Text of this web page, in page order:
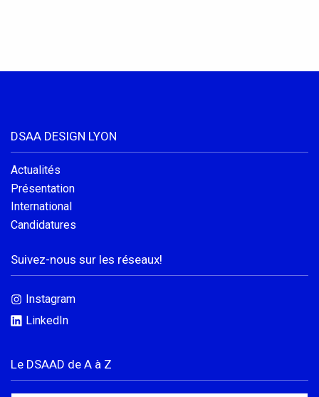
DSAA DESIGN LYON
Actualités
Présentation
International
Candidatures
Suivez-nous sur les réseaux!
Instagram
LinkedIn
Le DSAAD de A à Z